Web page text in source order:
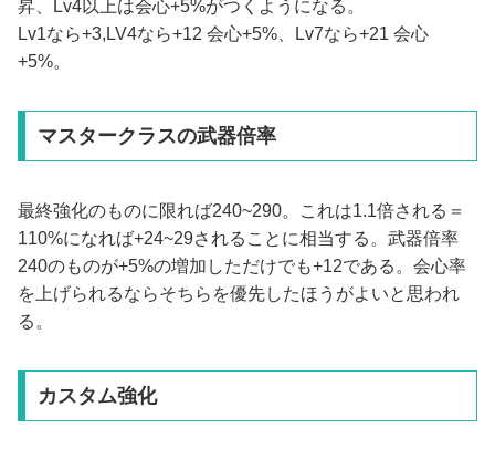
昇、Lv4以上は会心+5%がつくようになる。
Lv1なら+3,LV4なら+12 会心+5%、Lv7なら+21 会心
+5%。
マスタークラスの武器倍率
最終強化のものに限れば240~290。これは1.1倍される＝
110%になれば+24~29されることに相当する。武器倍率
240のものが+5%の増加しただけでも+12である。会心率
を上げられるならそちらを優先したほうがよいと思われ
る。
カスタム強化